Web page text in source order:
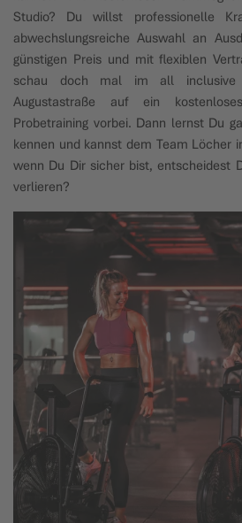
Studio? Du willst professionelle
abwechslungsreiche Auswahl an
günstigen Preis und mit flexiblen
schau doch mal im all inclusive
Augustastraße auf ein
Probetraining vorbei. Dann lernst Du
kennen und kannst dem Team Löcher
wenn Du Dir sicher bist, entscheidest
verlieren?